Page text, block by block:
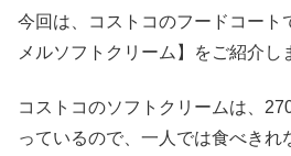
今回は、コストコのフードコート
メルソフトクリーム】をご紹介し
コストコのソフトクリームは、
っているので、一人では食べきれ